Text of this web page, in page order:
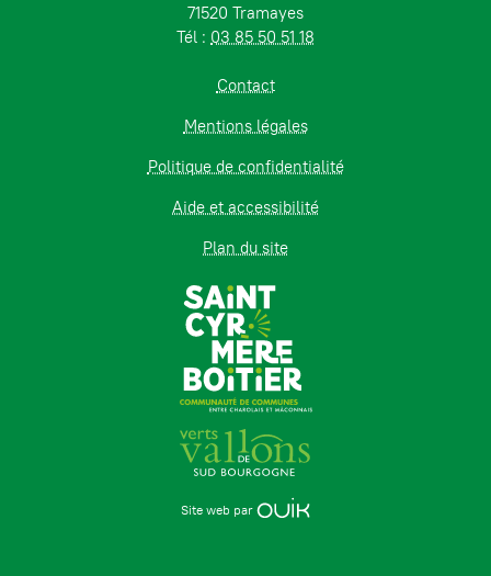
71520 Tramayes
Tél : 03 85 50 51 18
Contact
Mentions légales
Politique de confidentialité
Aide et accessibilité
Plan du site
Site web par